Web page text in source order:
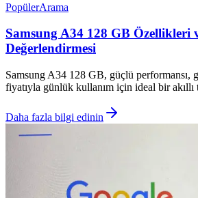
PopülerArama
Samsung A34 128 GB Özellikleri
Değerlendirmesi
Samsung A34 128 GB, güçlü performansı,
fiyatıyla günlük kullanım için ideal bir akıllı
Daha fazla bilgi edinin